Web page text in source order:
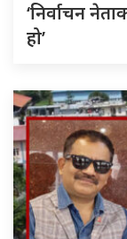
‘निर्वाचन
हो’